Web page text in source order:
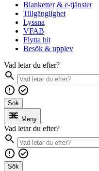
Blanketter & e-tjänster
Tillgänglighet
Lyssna
VFAB
Flytta hit
Besök & upplev
Vad letar du efter?
Sök
Meny
Vad letar du efter?
Sök